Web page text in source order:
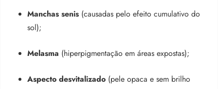
Manchas senis (causadas pelo efeito cumulativo do
sol);
Melasma (hiperpigmentação em áreas expostas);
Aspecto desvitalizado (pele opaca e sem brilho